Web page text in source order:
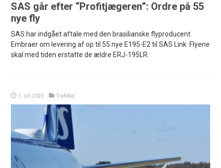
SAS går efter “Profitjægeren”: Ordre på 55
nye fly
SAS har indgået aftale med den brasilianske flyproducent
Embraer om levering af op til 55 nye E195-E2 til SAS Link. Flyene
skal med tiden erstatte de ældre ERJ-195LR.
1. juli 2025 Trafiktal